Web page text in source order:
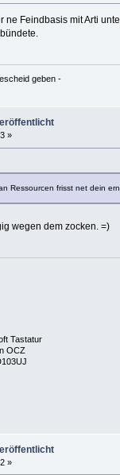
ne Feindbasis mit Arti
geben -
»
Ressourcen frisst net dein
wegen dem zocken. =)
Tastatur
OCZ
»